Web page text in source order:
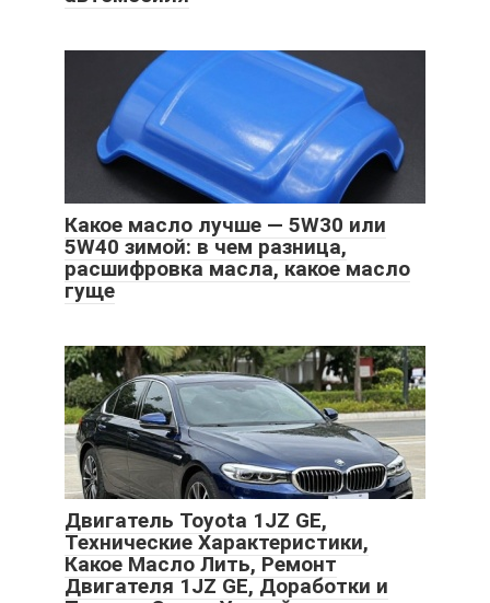
Какое масло лучше — 5W30 или
5W40 зимой: в чем разница,
расшифровка масла, какое масло
гуще
Двигатель Toyota 1JZ GE,
Технические Характеристики,
Какое Масло Лить, Ремонт
Двигателя 1JZ GE, Доработки и